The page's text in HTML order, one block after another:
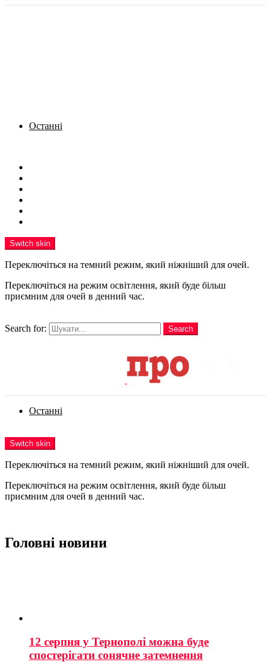
Останні
Switch skin
Переключіться на темний режим, який ніжніший для очей.
Переключіться на режим освітлення, який буде більш
приємним для очей в денний час.
Search for:
Search
Останні
Switch skin
Переключіться на темний режим, який ніжніший для очей.
Переключіться на режим освітлення, який буде більш
приємним для очей в денний час.
Головні новини
12 серпня у Тернополі можна буде
спостерігати сонячне затемнення